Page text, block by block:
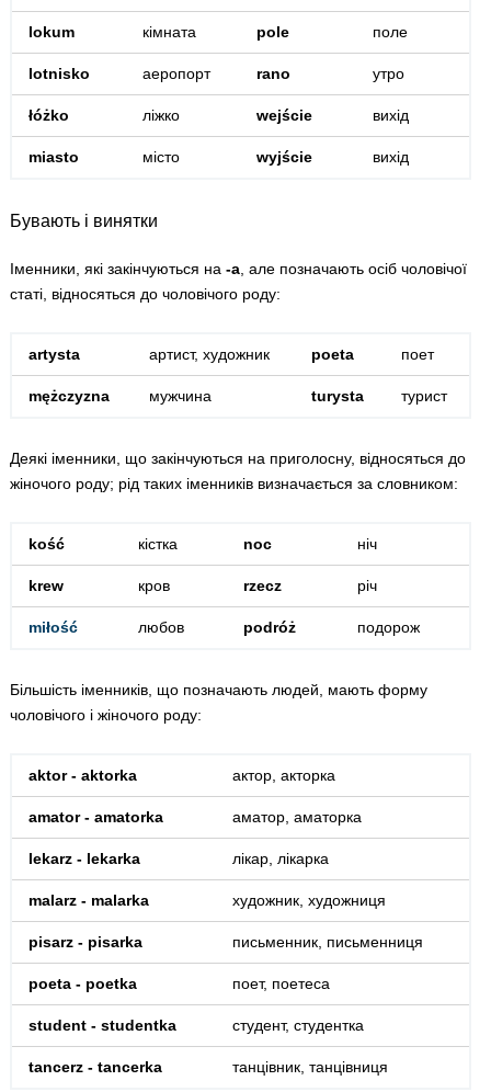
lokum кімната pole поле
lotnisko аеропорт rano утро
łóżko ліжко wejście вихід
miasto місто wyjście вихід
Бувають і винятки
Іменники, які закінчуються на -a, але позначають осіб чоловічої
статі, відносяться до чоловічого роду:
artysta артист, художник poeta поет
mężczyzna мужчина turysta турист
Деякі іменники, що закінчуються на приголосну, відносяться до
жіночого роду; рід таких іменників визначається за словником:
kość кістка noc ніч
krew кров rzecz річ
miłość любов podróż подорож
Більшість іменників, що позначають людей, мають форму
чоловічого і жіночого роду:
aktor - aktorka актор, акторка
amator - amatorka аматор, аматорка
lekarz - lekarka лікар, лікарка
malarz - malarka художник, художниця
pisarz - pisarka письменник, письменниця
poeta - poetka поет, поетеса
student - studentka студент, студентка
tancerz - tancerka танцівник, танцівниця